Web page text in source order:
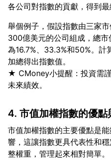
舉個例子，假設指數由三家
300億美元的公司組成，總
為16.7%、33.3%和50%。計
加總得出指數值。
★ CMoney小提醒：投資需
4. 市值加權指數的優點
市值加權指數的主要優點是
響，這讓指數更具代表性和